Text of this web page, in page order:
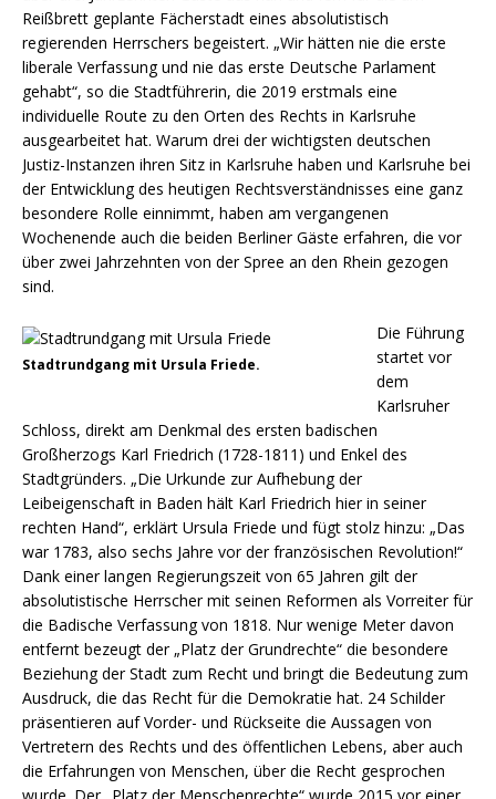
Reißbrett geplante Fächerstadt eines absolutistisch
regierenden Herrschers begeistert. „Wir hätten nie die erste
liberale Verfassung und nie das erste Deutsche Parlament
gehabt“, so die Stadtführerin, die 2019 erstmals eine
individuelle Route zu den Orten des Rechts in Karlsruhe
ausgearbeitet hat. Warum drei der wichtigsten deutschen
Justiz-Instanzen ihren Sitz in Karlsruhe haben und Karlsruhe bei
der Entwicklung des heutigen Rechtsverständnisses eine ganz
besondere Rolle einnimmt, haben am vergangenen
Wochenende auch die beiden Berliner Gäste erfahren, die vor
über zwei Jahrzehnten von der Spree an den Rhein gezogen
sind.
Stadtrundgang mit Ursula Friede.
Die Führung
startet vor
dem
Karlsruher
Schloss, direkt am Denkmal des ersten badischen
Großherzogs Karl Friedrich (1728-1811) und Enkel des
Stadtgründers. „Die Urkunde zur Aufhebung der
Leibeigenschaft in Baden hält Karl Friedrich hier in seiner
rechten Hand“, erklärt Ursula Friede und fügt stolz hinzu: „Das
war 1783, also sechs Jahre vor der französischen Revolution!“
Dank einer langen Regierungszeit von 65 Jahren gilt der
absolutistische Herrscher mit seinen Reformen als Vorreiter für
die Badische Verfassung von 1818. Nur wenige Meter davon
entfernt bezeugt der „Platz der Grundrechte“ die besondere
Beziehung der Stadt zum Recht und bringt die Bedeutung zum
Ausdruck, die das Recht für die Demokratie hat. 24 Schilder
präsentieren auf Vorder- und Rückseite die Aussagen von
Vertretern des Rechts und des öffentlichen Lebens, aber auch
die Erfahrungen von Menschen, über die Recht gesprochen